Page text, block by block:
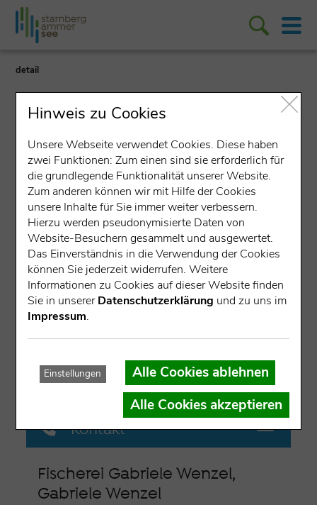
detail
Angeln/Fischen
Fischerei Gabriele Wenzel
Ludwigstraße 1, 82319 Starnberg
Fischerei & Fischverkauf in Starnberg am
Starnberger See
Öffnungszeiten
nach Vereinbarung
Kontakt
Fischerei Gabriele Wenzel,
Gabriele Wenzel
Hinweis zu Cookies
Unsere Webseite verwendet Cookies. Diese haben
zwei Funktionen: Zum einen sind sie erforderlich für
die grundlegende Funktionalität unserer Website.
Zum anderen können wir mit Hilfe der Cookies
unsere Inhalte für Sie immer weiter verbessern.
Hierzu werden pseudonymisierte Daten von
Website-Besuchern gesammelt und ausgewertet.
Das Einverständnis in die Verwendung der Cookies
können Sie jederzeit widerrufen. Weitere
Informationen zu Cookies auf dieser Website finden
Sie in unsererDatenschutzerklärung und zu uns im
Impressum.
Einstellungen
Alle Cookies ablehnen
Alle Cookies akzeptieren